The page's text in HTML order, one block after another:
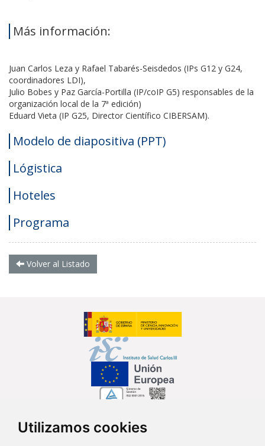
Utilizamos cookies
Más información:
Juan Carlos Leza y Rafael Tabarés-Seisdedos (IPs G12 y G24,
coordinadores LDI),
Julio Bobes y Paz García-Portilla (IP/coIP G5) responsables de la
organización local de la 7ª edición)
Eduard Vieta (IP G25, Director Científico CIBERSAM).
Modelo de diapositiva (PPT)
Lógistica
Hoteles
Programa
Volver al Listado
Síguenos en...